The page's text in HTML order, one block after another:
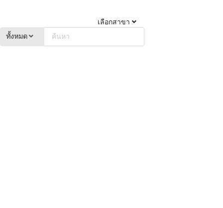
เลือกสาขา
ทั้งหมด